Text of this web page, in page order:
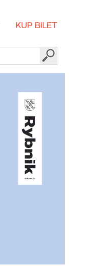
KUP BILET